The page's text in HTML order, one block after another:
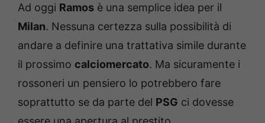
Ad oggi Ramos è una semplice idea per il
Milan. Nessuna certezza sulla possibilità di
andare a definire una trattativa simile durante
il prossimo calciomercato. Ma sicuramente i
rossoneri un pensiero lo potrebbero fare
soprattutto se da parte del PSG ci dovesse